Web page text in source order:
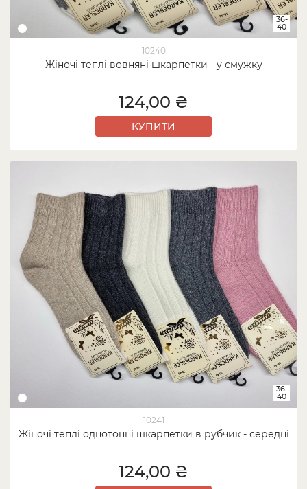
10240
Жіночі теплі вовняні шкарпетки - у смужку
36-
40
124,00 ₴
КУПИТИ
10241
Жіночі теплі однотонні шкарпетки в рубчик - середні
36-
40
124,00 ₴